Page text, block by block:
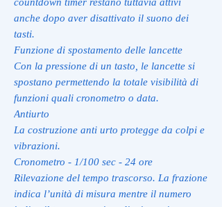
anche dopo aver disattivato il suono dei
tasti.
Funzione di spostamento delle lancette
Con la pressione di un tasto, le lancette si
spostano permettendo la totale visibilità di
funzioni quali cronometro o data.
Antiurto
La costruzione anti urto protegge da colpi e
vibrazioni.
Cronometro - 1/100 sec - 24 ore
Rilevazione del tempo trascorso. La frazione
indica l’unità di misura mentre il numero